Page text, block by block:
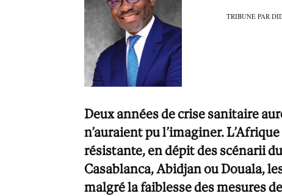
TRIBUNE PAR
Deux années de crise sanitaire
n’auraient pu l’imaginer.
résistante, en dépit des scénarii
Casablanca, Abidjan ou Douala,
malgré la faiblesse des mesures